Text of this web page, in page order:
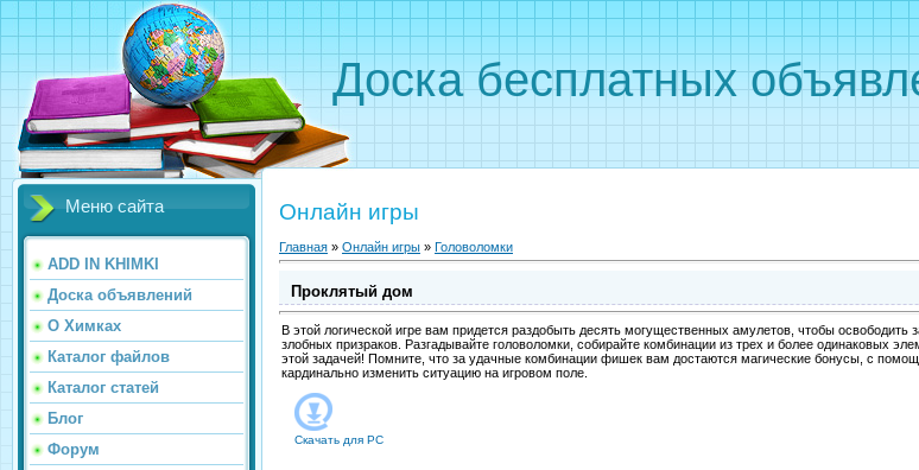
Доска бесплатных
Меню сайта
ADD IN KHIMKI
Доска объявлений
О Химках
Каталог файлов
Каталог статей
Блог
Форум
Онлайн игры
Главная » Онлайн игры » Головоломки
Проклятый дом
В этой логической игре вам придется раздобыть десять могущественных амулетов, чтобы освободить
злобных призраков. Разгадывайте головоломки, собирайте комбинации из трех и более одинаковых
этой задачей! Помните, что за удачные комбинации фишек вам достаются магические бонусы, с
кардинально изменить ситуацию на игровом поле.
Скачать для PC